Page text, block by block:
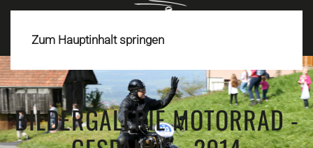
Zum Hauptinhalt springen
BILDERGALERIE MOTORRAD -